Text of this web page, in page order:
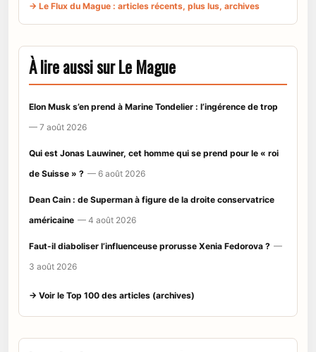
→ Le Flux du Mague : articles récents, plus lus, archives
À lire aussi sur Le Mague
Elon Musk s’en prend à Marine Tondelier : l’ingérence de trop
— 7 août 2026
Qui est Jonas Lauwiner, cet homme qui se prend pour le « roi
de Suisse » ? — 6 août 2026
Dean Cain : de Superman à figure de la droite conservatrice
américaine — 4 août 2026
Faut-il diaboliser l’influenceuse prorusse Xenia Fedorova ? —
3 août 2026
→ Voir le Top 100 des articles (archives)